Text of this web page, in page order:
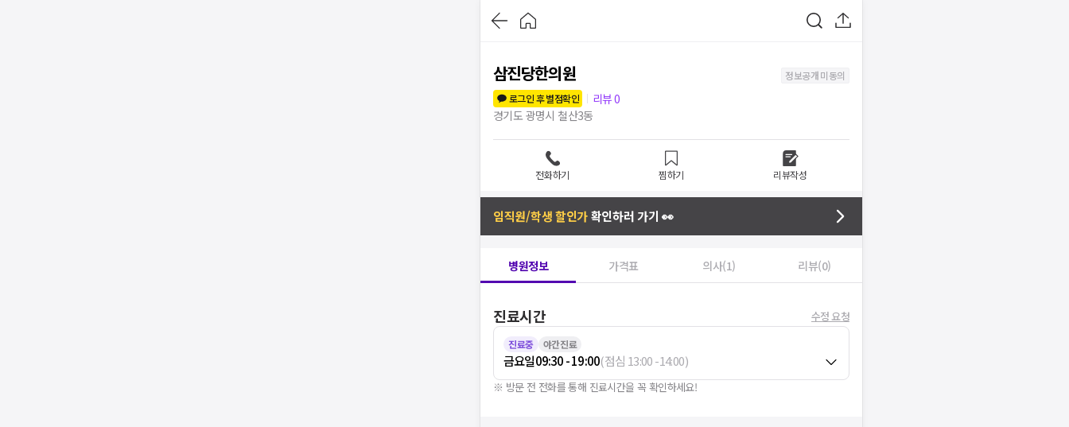
삼진당한의원
정보공개 미동의
로그인 후 별점확인
리뷰0
경기도 광명시 철산3동
전화하기 찜하기 리뷰작성
임직원/학생 할인가확인하러 가기 👀
병원정보 가격표 의사(1) 리뷰(0)
진료시간 수정 요청
진료중 야간진료
금요일09:30 - 19:00(점심 13:00-14:00)
※ 방문 전 전화를 통해 진료시간을 꼭 확인하세요!